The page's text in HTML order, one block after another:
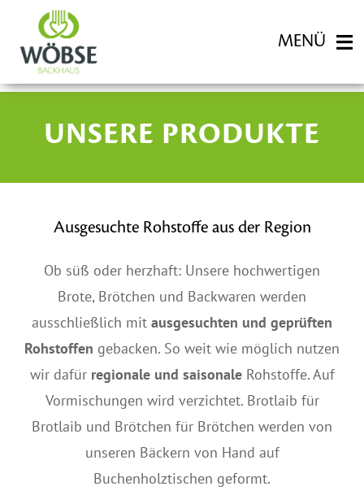
springen
MENÜ
BACKWAREN
HISTORIE
KONTAKT
UNSERE PRODUKTE
Ausgesuchte Rohstoffe aus der Region
Ob süß oder herzhaft: Unsere hochwertigen
Brote, Brötchen und Backwaren werden
ausschließlich mit ausgesuchten und geprüften
Rohstoffen gebacken. So weit wie möglich nutzen
wir dafür regionale und saisonaleRohstoffe. Auf
Vormischungen wird verzichtet. Brotlaib für
Brotlaib und Brötchen für Brötchen werden von
unseren Bäckern von Hand auf
Buchenholztischen geformt.